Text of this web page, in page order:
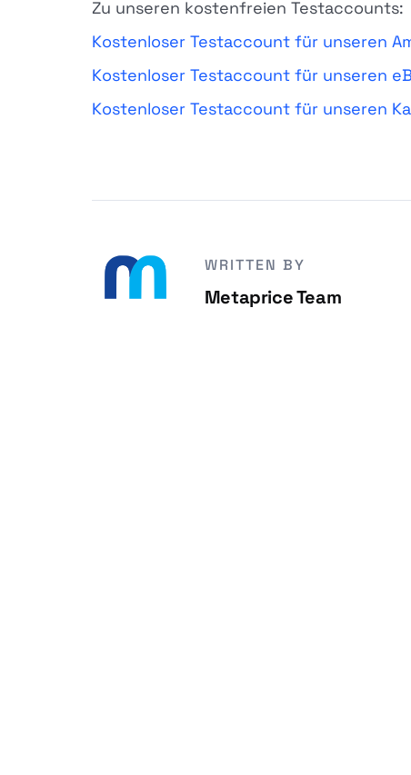
Zu unseren kostenfreien Testaccounts:
Kostenloser Testaccount für unseren
Kostenloser Testaccount für unseren
Kostenloser Testaccount für unseren
WRITTEN BY
Metaprice Team